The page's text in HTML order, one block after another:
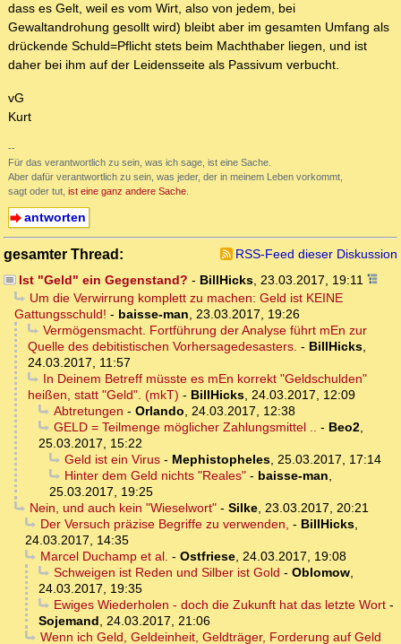
dass es Gelt, weil es vom Wirt, also von jedem, bei
Gewaltandrohung gesollt wird) bleibt aber im gesamten Umfang als
drückende Schuld=Pflicht stets beim Machthaber liegen, und ist
daher bei ihm auf der Leidensseite als Passivum verbucht.
vG
Kurt
--
Für das verantwortlich zu sein, was ich sage, ist eine Sache.
Aber dafür verantwortlich zu sein, was jeder, der in meinem Leben vorkommt,
sagt oder tut, ist eine ganz andere Sache.
antworten
gesamter Thread:
RSS-Feed dieser Diskussion
Ist "Geld" ein Gegenstand? - BillHicks, 23.03.2017, 19:11
Um die Verwirrung komplett zu machen: Geld ist KEINE
Gattungsschuld! - baisse-man, 23.03.2017, 19:26
Vermögensmacht. Fortführung der Analyse führt mEn zur
Quelle des debitistischen Vorhersagedesasters. - BillHicks,
24.03.2017, 11:57
In Deinem Betreff müsste es mEn korrekt "Geldschulden"
heißen, statt "Geld". (mkT) - BillHicks, 24.03.2017, 12:09
Abtretungen - Orlando, 24.03.2017, 12:38
GELD = Teilmenge möglicher Zahlungsmittel .. - Beo2,
25.03.2017, 15:22
Geld ist ein Virus- Mephistopheles, 25.03.2017, 17:14
Hinter dem Geld nichts "Reales"- baisse-man,
25.03.2017, 19:25
Nein, und auch kein "Wieselwort"- Silke, 23.03.2017, 20:21
Der Versuch präzise Begriffe zu verwenden, - BillHicks,
24.03.2017, 14:35
Marcel Duchamp et al. - Ostfriese, 24.03.2017, 19:08
Schweigen ist Reden und Silber ist Gold - Oblomow,
24.03.2017, 19:35
Ewiges Wiederholen - doch die Zukunft hat das letzte Wort-
Sojemand, 24.03.2017, 21:06
Wenn ich Geld, Geldeinheit, Geldträger, Forderung auf Geld